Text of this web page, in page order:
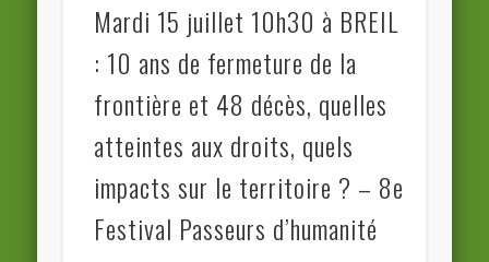
Mardi 15 juillet 10h30 à BREIL
: 10 ans de fermeture de la
frontière et 48 décès, quelles
atteintes aux droits, quels
impacts sur le territoire ? – 8e
Festival Passeurs d’humanité